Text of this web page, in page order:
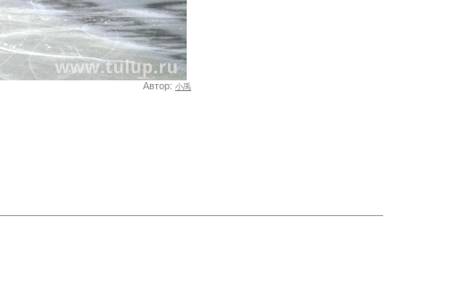
Автор: 小禹